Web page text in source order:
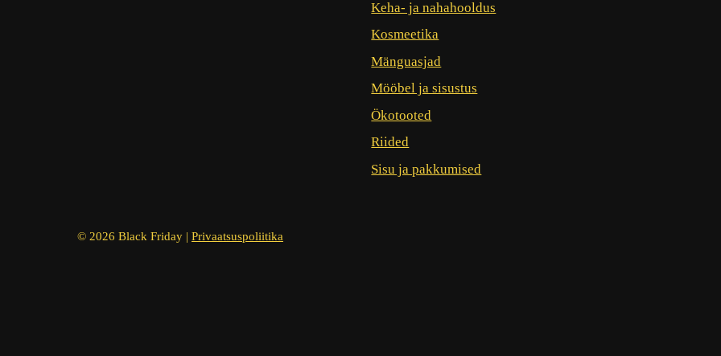
Keha- ja nahahooldus
Kosmeetika
Mänguasjad
Mööbel ja sisustus
Ökotooted
Riided
Sisu ja pakkumised
© 2026 Black Friday | Privaatsuspoliitika